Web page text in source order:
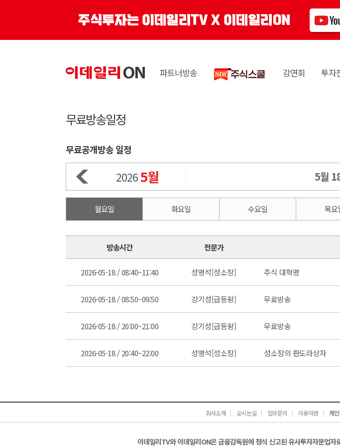
파트너방송 강연회 투자
무료방송일정
무료공개방송 일정
20265월 5월
월요일 화요일 수요일 목요
방송시간 전문가
2026-05-18 / 08:40~11:40 성명석[성소장] 주식 대혁명
2026-05-18 / 08:50~09:50 강기성[급등왕] 무료방송
2026-05-18 / 20:00~21:00 강기성[급등왕] 무료방송
2026-05-18 / 20:40~22:00 성명석[성소장] 성소장의 판도라상자
회사소개 오시는길 업무문의 이용약관 개
이데일리TV와 이데일리ON은 금융감독원에 정식 신고된 유사투자자문업